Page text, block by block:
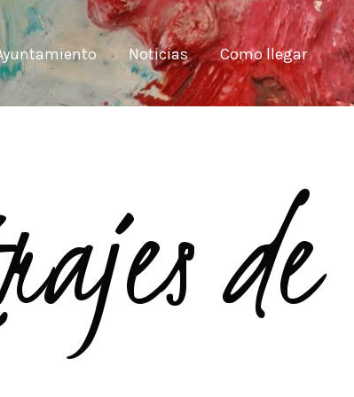
Noticias Como llegar
de